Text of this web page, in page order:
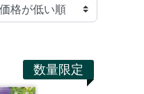
数量限定